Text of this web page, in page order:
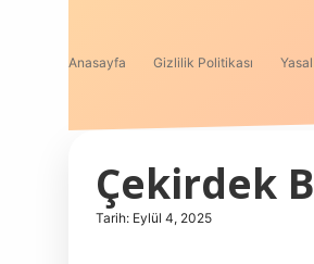
Anasayfa Gizlilik Politikası
Çekirdek
Tarih: Eylül 4, 2025